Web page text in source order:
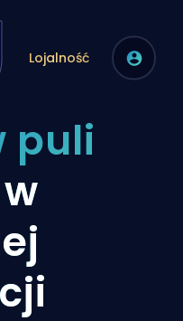
Lojalność
puli
w